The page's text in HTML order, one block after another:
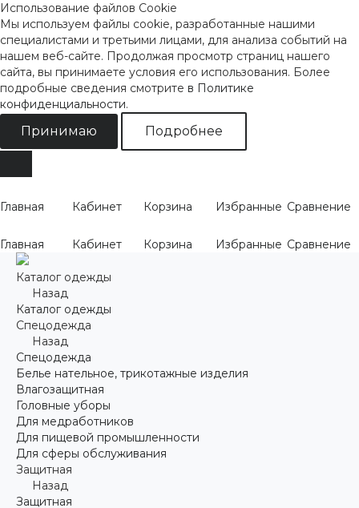
Использование файлов Cookie
Мы используем файлы cookie, разработанные нашими
специалистами и третьими лицами, для анализа событий на
нашем веб-сайте. Продолжая просмотр страниц нашего
сайта, вы принимаете условия его использования. Более
подробные сведения смотрите в Политике
конфиденциальности.
Принимаю Подробнее
Главная Кабинет Корзина Избранные Сравнение
Главная Кабинет Корзина Избранные Сравнение
Каталог одежды
Назад
Каталог одежды
Спецодежда
Назад
Спецодежда
Белье нательное, трикотажные изделия
Влагозащитная
Головные уборы
Для медработников
Для пищевой промышленности
Для сферы обслуживания
Защитная
Назад
Защитная